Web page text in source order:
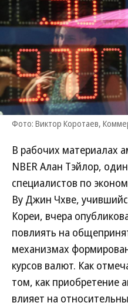
Фото: Виктор Коротаев,
В рабочих материалах
NBER Алан Тэйлор,
специалистов по
Ву Джин Чхве,
Кореи, вчера
повлиять на
механизмах
курсов валют. Как
том, как приобретение
влияет на